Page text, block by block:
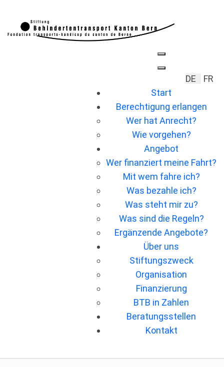
Sprache
DE
FR
Start
Berechtigung erlangen
Wer hat Anrecht?
Wie vorgehen?
Angebot
Wer ﬁnanziert meine Fahrt?
Mit wem fahre ich?
Was bezahle ich?
Was steht mir zu?
Was sind die Regeln?
Ergänzende Angebote?
Über uns
Stiftungszweck
Organisation
Finanzierung
BTB in Zahlen
Beratungsstellen
Kontakt